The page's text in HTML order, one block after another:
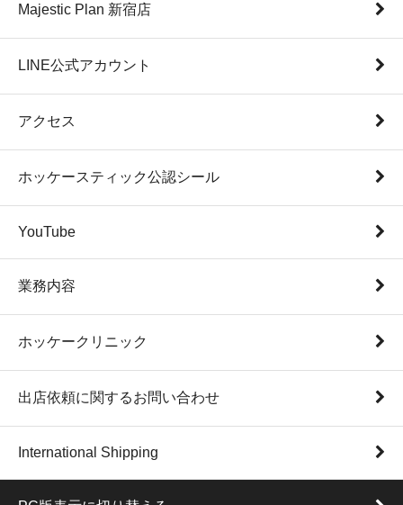
Majestic Plan 新宿店
LINE公式アカウント
アクセス
ホッケースティック公認シール
YouTube
業務内容
ホッケークリニック
出店依頼に関するお問い合わせ
International Shipping